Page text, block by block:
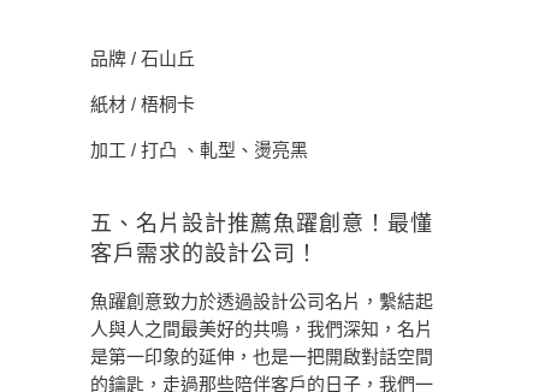
品牌 / 石山丘
紙材 / 梧桐卡
加工 / 打凸 、軋型、燙亮黑
五、名片設計推薦魚躍創意！最懂
客戶需求的設計公司！
魚躍創意致力於透過設計公司名片，繫結起
人與人之間最美好的共鳴，我們深知，名片
是第一印象的延伸，也是一把開啟對話空間
的鑰匙，走過那些陪伴客戶的日子，我們一